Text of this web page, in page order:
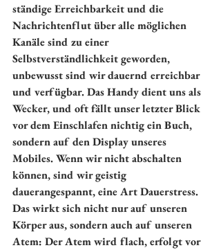
ständige Erreichbarkeit und die
Nachrichtenflut über alle möglichen
Kanäle sind zu einer
Selbstverständlichkeit geworden,
unbewusst sind wir dauernd erreichbar
und verfügbar. Das Handy dient uns als
Wecker, und oft fällt unser letzter Blick
vor dem Einschlafen nichtig ein Buch,
sondern auf den Display unseres
Mobiles. Wenn wir nicht abschalten
können, sind wir geistig
dauerangespannt, eine Art Dauerstress.
Das wirkt sich nicht nur auf unseren
Körper aus, sondern auch auf unseren
Atem: Der Atem wird flach, erfolgt vor